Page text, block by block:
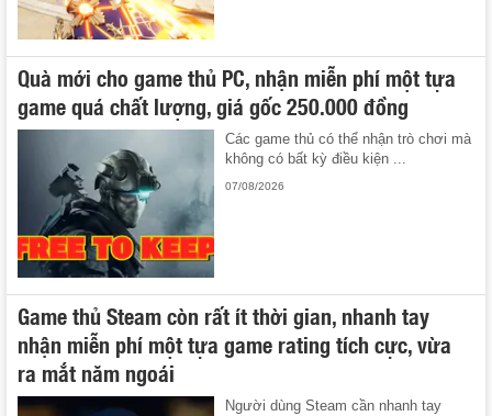
Quà mới cho game thủ PC, nhận miễn phí một tựa
game quá chất lượng, giá gốc 250.000 đồng
Các game thủ có thể nhận trò chơi mà
không có bất kỳ điều kiện ...
07/08/2026
Game thủ Steam còn rất ít thời gian, nhanh tay
nhận miễn phí một tựa game rating tích cực, vừa
ra mắt năm ngoái
Người dùng Steam cần nhanh tay